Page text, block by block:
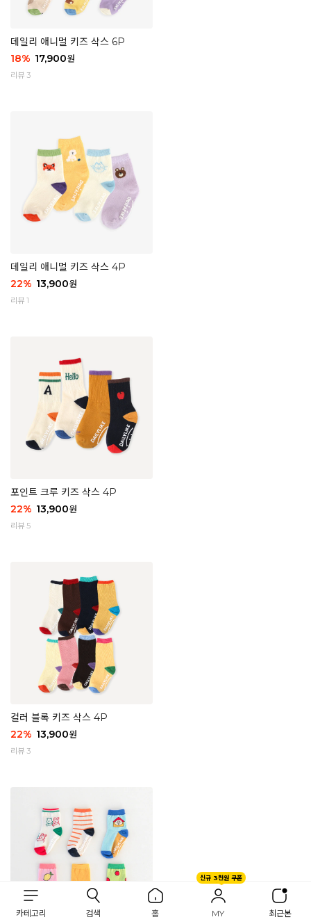
카테고리 검색 홈
신규 3천원 쿠폰
MY 최근본
데일리 애니멀 키즈 삭스 6P
18% 17,900원
리뷰 3
데일리 애니멀 키즈 삭스 4P
22% 13,900원
리뷰 1
포인트 크루 키즈 삭스 4P
22% 13,900원
리뷰 5
컬러 블록 키즈 삭스 4P
22% 13,900원
리뷰 3